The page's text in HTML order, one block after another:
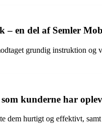
– en del af Semler
grundig instruktion og
kunderne har
hurtigt og effektivt,